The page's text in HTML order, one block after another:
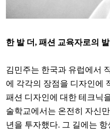
한 발 더, 패션 교육자로의
김민주는 한국과 유럽에서
에 각각의 장점을 디자인에
패션 디자인에 대한 테크닉
술학교에서는 온전히 자신
년을 투자했다. 그 길에는